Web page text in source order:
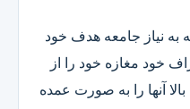
به نیاز جامعه هدف خود
خود مغازه خود را از
آنها را به صورت عمده